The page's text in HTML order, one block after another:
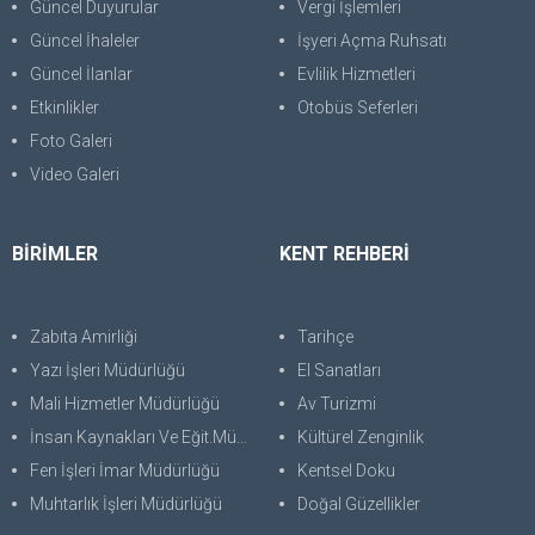
Güncel Duyurular
Güncel İhaleler
Güncel İlanlar
Etkinlikler
Foto Galeri
Video Galeri
Vergi İşlemleri
İşyeri Açma Ruhsatı
Evlilik Hizmetleri
Otobüs Seferleri
BİRİMLER
Zabıta Amirliği
Yazı İşleri Müdürlüğü
Mali Hizmetler Müdürlüğü
İnsan Kaynakları Ve Eğit.Müdürlüğü
Fen İşleri İmar Müdürlüğü
Muhtarlık İşleri Müdürlüğü
KENT REHBERİ
Tarihçe
El Sanatları
Av Turizmi
Kültürel Zenginlik
Kentsel Doku
Doğal Güzellikler